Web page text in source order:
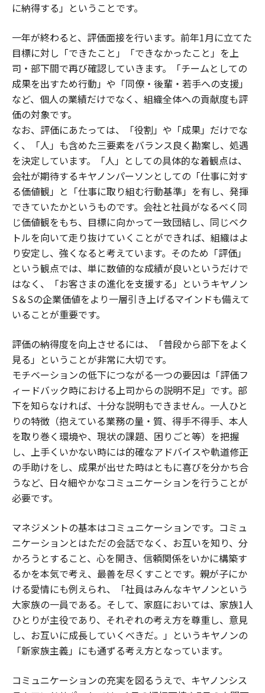
に納得する」ということです。
一年が終わると、評価面接を行います。前年1月に立てた
目標に対し「できたこと」「できなかったこと」を上
司・部下間で再び確認していきます。「チームとしての
成果を出すため行動」や「同僚・後輩・若手への支援」
など、個人の業績だけでなく、組織全体への貢献度も評
価の対象です。
なお、評価にあたっては、「役割」や「成果」だけでな
く、「人」も含めた三要素をバランス良く勘案し、処遇
を決定しています。「人」としての具体的な着観点は、
会社が期待するキヤノンパーソンとしての「仕事に対す
る価値観」と「仕事に取り組む行動基準」を有し、発揮
できていたかというものです。会社と社員がなるべく同
じ価値観をもち、目標に向かって一致団結し、同じベク
トルを向いて走り抜けていくことができれば、組織はよ
り安定し、強くなると考えています。そのため「評価」
という観点では、単に数値的な成績が良いというだけで
はなく、「お客さまの進化を支援する」というキヤノン
S＆Sの企業価値をより一層引き上げるマインドも備えて
いることが重要です。
評価の納得度を向上させるには、「普段から部下をよく
見る」ということが非常に大切です。
モチベーションの低下につながる一つの要因は「評価フ
ィードバック時における上司からの説明不足」です。部
下を知らなければ、十分な説明もできません。一人ひと
りの特徴（抱えている業務の量・質、得手不得手、本人
を取り巻く環境や、現状の課題、困りごと等）を把握
し、上手くいかない時には的確なアドバイスや軌道修正
の手助けをし、成果が出せた時はともに喜びを分かち合
うなど、日々細やかなコミュニケーションを行うことが
必要です。
マネジメントの基本はコミュニケーションです。コミュ
ニケーションとはただの会話でなく、お互いを知り、分
かろうとすること、心を開き、信頼関係をいかに構築す
るかを本気で考え、最善を尽くすことです。親が子にか
ける愛情にも例えられ、「社員はみんなキヤノンという
大家族の一員である。そして、家庭においては、家族1人
ひとりが主役であり、それぞれの考え方を尊重し、意見
し、お互いに成長していくべきだ。」というキヤノンの
「新家族主義」にも通ずる考え方となっています。
コミュニケーションの充実を図るうえで、キヤノンシス